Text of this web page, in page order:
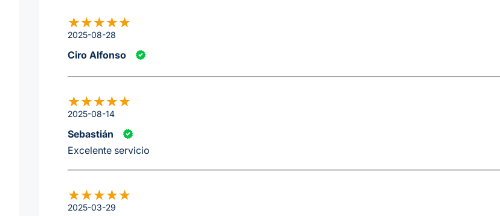
2025-08-28
Ciro Alfonso
2025-08-14
Sebastián
Excelente servicio
2025-03-29